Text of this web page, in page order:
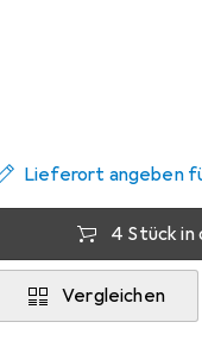
Lieferort angeben
4 Stück in
Vergleichen